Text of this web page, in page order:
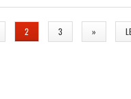
2 3 »